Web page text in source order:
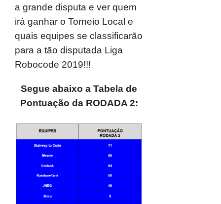
a grande disputa e ver quem
irá ganhar o Torneio Local e
quais equipes se classificarão
para a tão disputada Liga
Robocode 2019!!!
Segue abaixo a Tabela de
Pontuação da RODADA 2: